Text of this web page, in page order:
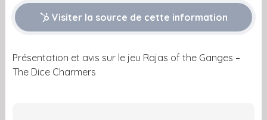
Visiter la source de cette information
Présentation et avis sur le jeu Rajas of the Ganges –
The Dice Charmers